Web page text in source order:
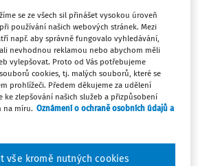
02:26
30 1x
Náměty Sdílet
se ze všech sil přinášet vysokou úroveň
používání našich webových stránek. Mezi
např. aby správně fungovalo vyhledávání,
nevhodnou reklamou nebo abychom měli
vylepšovat. Proto od Vás potřebujeme
cookies, tj. malých souborů, které se
prohlížeči. Předem děkujeme za udělení
ke zlepšování našich služeb a přizpůsobení
na míru. Oznámení o ochraně osobních údajů a
vše kromě nutných cookies